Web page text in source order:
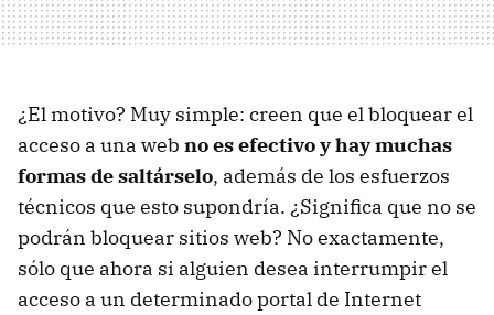
¿El motivo? Muy simple: creen que el bloquear el
acceso a una web no es efectivo y hay muchas
formas de saltárselo, además de los esfuerzos
técnicos que esto supondría. ¿Significa que no se
podrán bloquear sitios web? No exactamente,
sólo que ahora si alguien desea interrumpir el
acceso a un determinado portal de Internet